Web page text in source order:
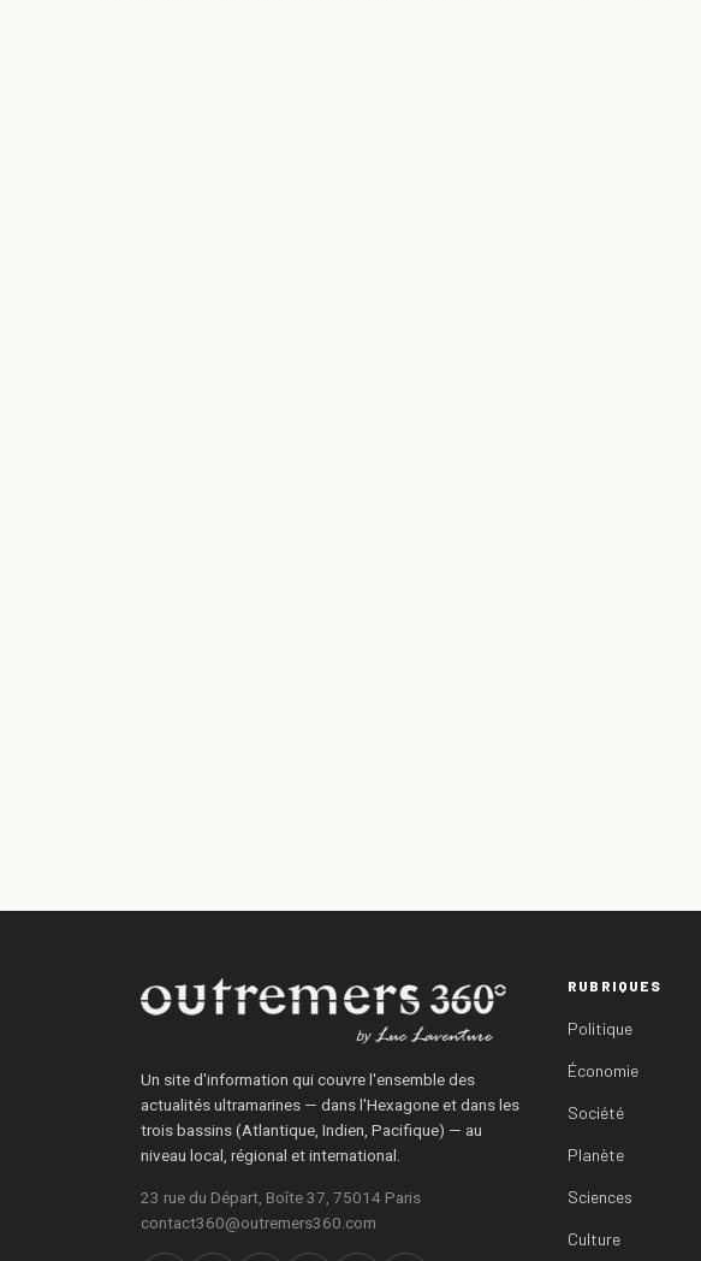
Un site d'information qui couvre l'ensemble des
actualités ultramarines — dans l'Hexagone et dans les
trois bassins (Atlantique, Indien, Pacifique) — au
niveau local, régional et international.
23 rue du Départ, Boîte 37, 75014 Paris
contact360@outremers360.com
RUBRIQUES
Politique
Économie
Société
Planète
Sciences
Culture